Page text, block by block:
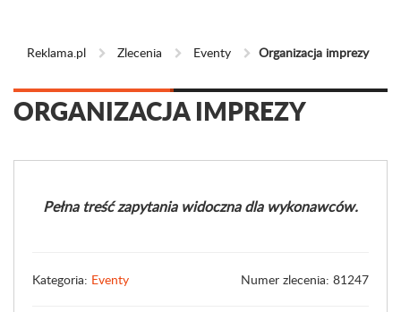
Reklama.pl Zlecenia Eventy Organizacja imprezy
ORGANIZACJA IMPREZY
Pełna treść zapytania widoczna dla wykonawców.
Kategoria: Eventy Numer zlecenia: 81247